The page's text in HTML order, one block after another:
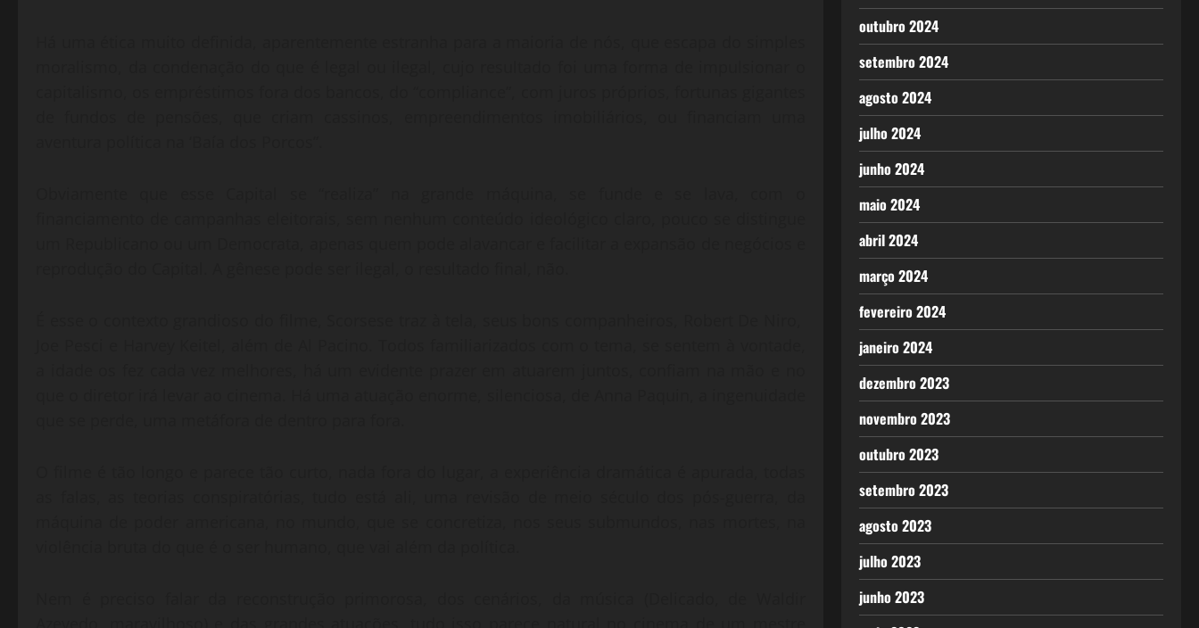
outubro 2024
setembro 2024
agosto 2024
julho 2024
junho 2024
maio 2024
abril 2024
março 2024
fevereiro 2024
janeiro 2024
dezembro 2023
novembro 2023
outubro 2023
setembro 2023
agosto 2023
julho 2023
junho 2023